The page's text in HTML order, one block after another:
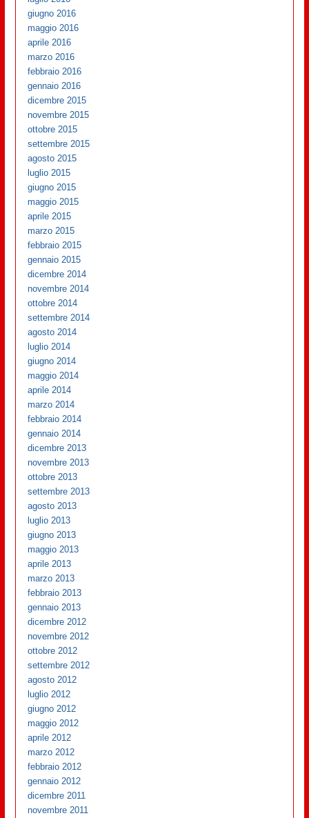
giugno 2016
maggio 2016
aprile 2016
marzo 2016
febbraio 2016
gennaio 2016
dicembre 2015
novembre 2015
ottobre 2015
settembre 2015
agosto 2015
luglio 2015
giugno 2015
maggio 2015
aprile 2015
marzo 2015
febbraio 2015
gennaio 2015
dicembre 2014
novembre 2014
ottobre 2014
settembre 2014
agosto 2014
luglio 2014
giugno 2014
maggio 2014
aprile 2014
marzo 2014
febbraio 2014
gennaio 2014
dicembre 2013
novembre 2013
ottobre 2013
settembre 2013
agosto 2013
luglio 2013
giugno 2013
maggio 2013
aprile 2013
marzo 2013
febbraio 2013
gennaio 2013
dicembre 2012
novembre 2012
ottobre 2012
settembre 2012
agosto 2012
luglio 2012
giugno 2012
maggio 2012
aprile 2012
marzo 2012
febbraio 2012
gennaio 2012
dicembre 2011
novembre 2011